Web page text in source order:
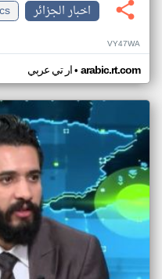
اخبار الجزائر
VY47WA
ار تي عربي• arabic.rt.com